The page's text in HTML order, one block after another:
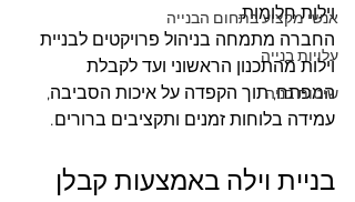
אנשי מקצוע בתחום הבנייה
עלויות בנייה
שיטות בניה
וילות חלומות.
החברה מתמחה בניהול פרויקטים לבניית
וילות מהתכנון הראשוני ועד לקבלת
המפתח, תוך הקפדה על איכות הסביבה,
עמידה בלוחות זמנים ותקציבים ברורים.
בניית וילה באמצעות קבלן